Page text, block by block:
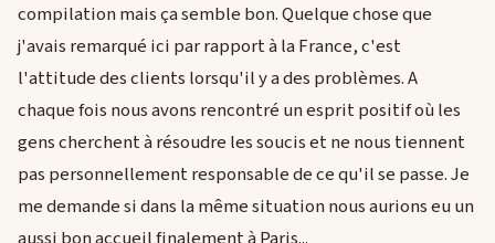
compilation mais ça semble bon. Quelque chose que
j'avais remarqué ici par rapport à la France, c'est
l'attitude des clients lorsqu'il y a des problèmes. A
chaque fois nous avons rencontré un esprit positif où les
gens cherchent à résoudre les soucis et ne nous tiennent
pas personnellement responsable de ce qu'il se passe. Je
me demande si dans la même situation nous aurions eu un